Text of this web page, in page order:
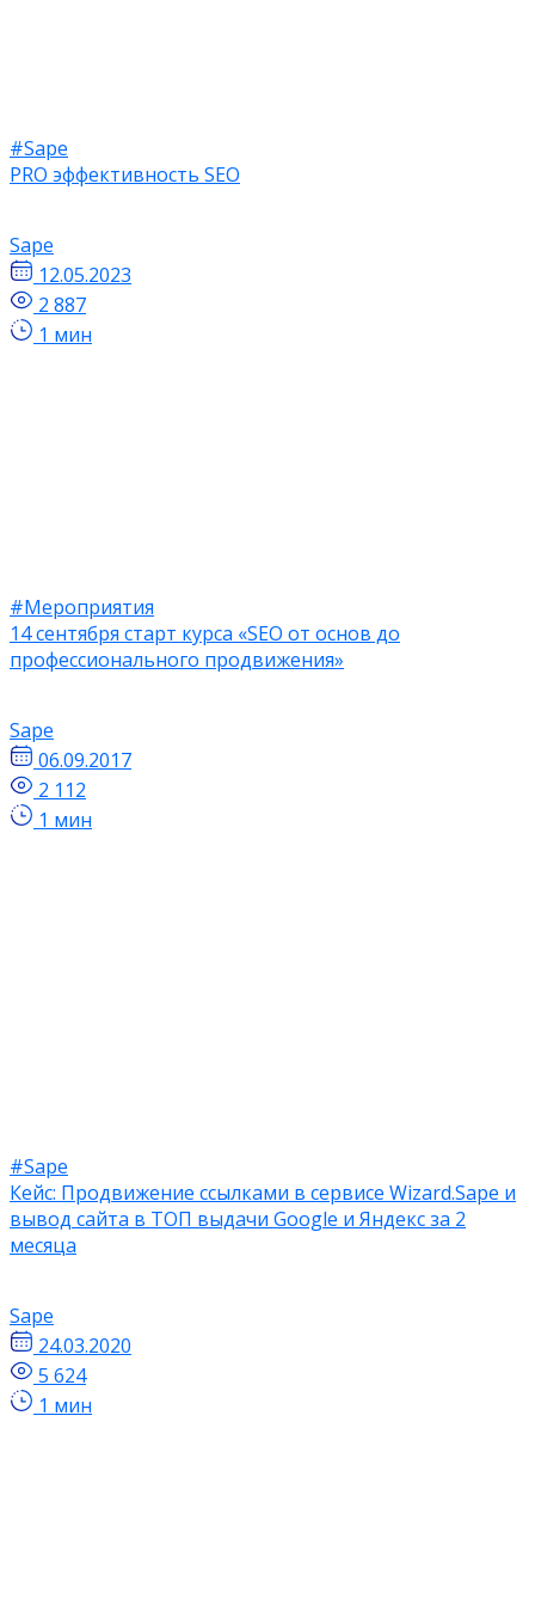
#Sape
PRO эффективность SEO
Sape
12.05.2023
2 887
1 мин
#Мероприятия
14 сентября старт курса «SEO от основ до
профессионального продвижения»
Sape
06.09.2017
2 112
1 мин
#Sape
Кейс: Продвижение ссылками в сервисе Wizard.Sape и
вывод сайта в ТОП выдачи Google и Яндекс за 2
месяца
Sape
24.03.2020
5 624
1 мин